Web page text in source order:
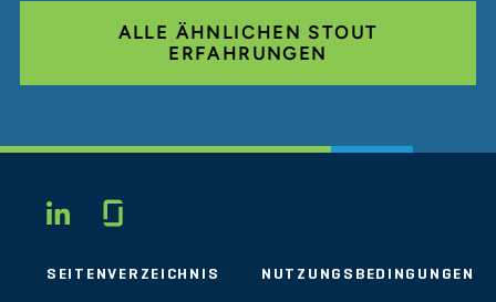
ALLE ÄHNLICHEN STOUT
ERFAHRUNGEN
LINKEDIN
SEITENVERZEICHNIS NUTZUNGSBEDINGUNGEN